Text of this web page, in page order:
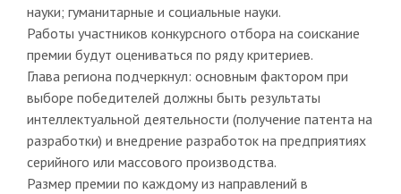
науки; гуманитарные и социальные науки.
Работы участников конкурсного отбора на соискание
премии будут оцениваться по ряду критериев.
Глава региона подчеркнул: основным фактором при
выборе победителей должны быть результаты
интеллектуальной деятельности (получение патента на
разработки) и внедрение разработок на предприятиях
серийного или массового производства.
Размер премии по каждому из направлений в